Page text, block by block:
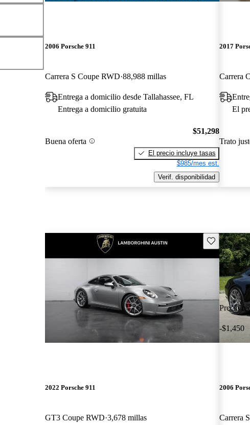
2006 Porsche 911
Carrera S Coupe RWD 88,988 millas
Entrega a domicilio desde Tallahassee, FL
Entrega a domicilio gratuita
Buena oferta
$51,298
El precio incluye tasas
$985/mes est.
Verif. disponibilidad
2017
Carrera
El
Trato
Guarda este
2022 Porsche 911
GT3 Coupe RWD 3,678 millas
Precio
-$1,450
2006
Carrera